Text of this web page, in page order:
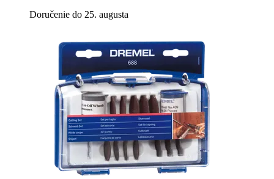
Doručenie do 25. augusta